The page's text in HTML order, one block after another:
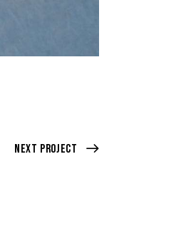
Next Project